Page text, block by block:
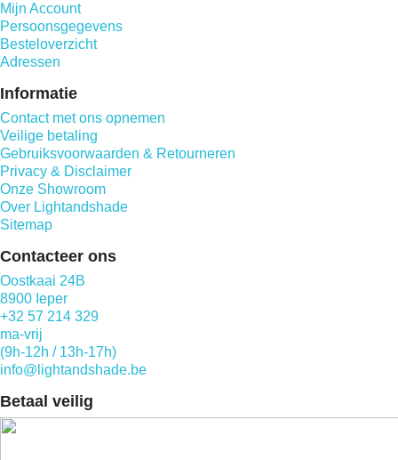
Mijn Account
Persoonsgegevens
Besteloverzicht
Adressen
Informatie
Contact met ons opnemen
Veilige betaling
Gebruiksvoorwaarden & Retourneren
Privacy & Disclaimer
Onze Showroom
Over Lightandshade
Sitemap
Contacteer ons
Oostkaai 24B
8900 Ieper
+32 57 214 329
ma-vrij
(9h-12h / 13h-17h)
info@lightandshade.be
Betaal veilig